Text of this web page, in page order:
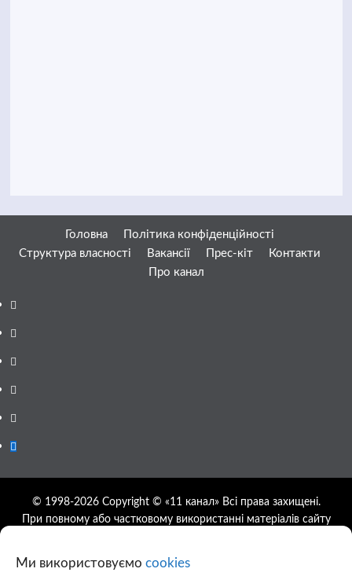
Ми використовуємо cookies
Головна
Політика конфіденційності
Структура власності
Вакансії Прес-кіт
Контакти
Про канал
Facebook
YouTube
Telegram
Instagram
Twitter
Google
© 1998-2026 Copyright © «11 канал» Всі права захищені.
При повному або частковому використанні матеріалів сайту